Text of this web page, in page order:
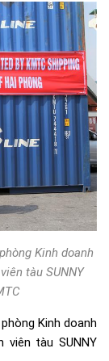
Kinh doanh
tàu SUNNY
Kinh doanh
tàu SUNNY